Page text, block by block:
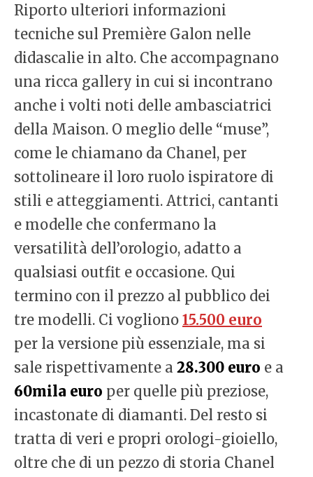
Riporto ulteriori informazioni
tecniche sul Première Galon nelle
didascalie in alto. Che accompagnano
una ricca gallery in cui si incontrano
anche i volti noti delle ambasciatrici
della Maison. O meglio delle “muse”,
come le chiamano da Chanel, per
sottolineare il loro ruolo ispiratore di
stili e atteggiamenti. Attrici, cantanti
e modelle che confermano la
versatilità dell’orologio, adatto a
qualsiasi outfit e occasione. Qui
termino con il prezzo al pubblico dei
tre modelli. Ci vogliono 15.500 euro
per la versione più essenziale, ma si
sale rispettivamente a 28.300 euro e a
60mila euro per quelle più preziose,
incastonate di diamanti. Del resto si
tratta di veri e propri orologi-gioiello,
oltre che di un pezzo di storia Chanel